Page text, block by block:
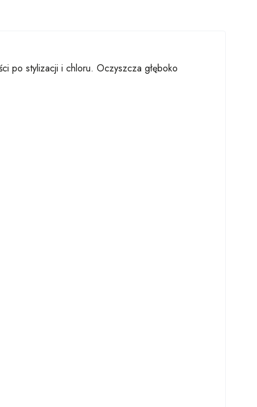
po stylizacji i chloru. Oczyszcza głęboko